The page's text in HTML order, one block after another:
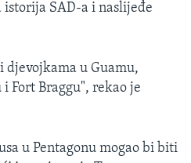
istorija SAD-a i naslijeđe
djevojkama u Guamu,
Fort Braggu", rekao je
u Pentagonu mogao bi biti